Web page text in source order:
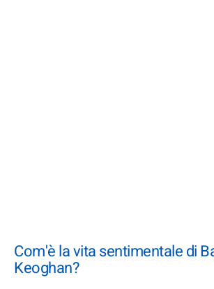
Com'è la vita sentimentale di
Keoghan?